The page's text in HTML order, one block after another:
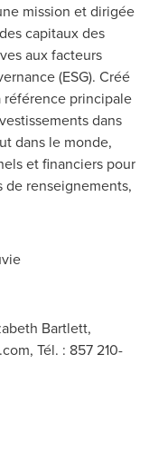
mission et dirigée
capitaux des
aux facteurs
(ESG). Créé
référence principale
dans
dans le monde,
et financiers pour
de renseignements,
Bartlett,
, Tél. : 857 210-